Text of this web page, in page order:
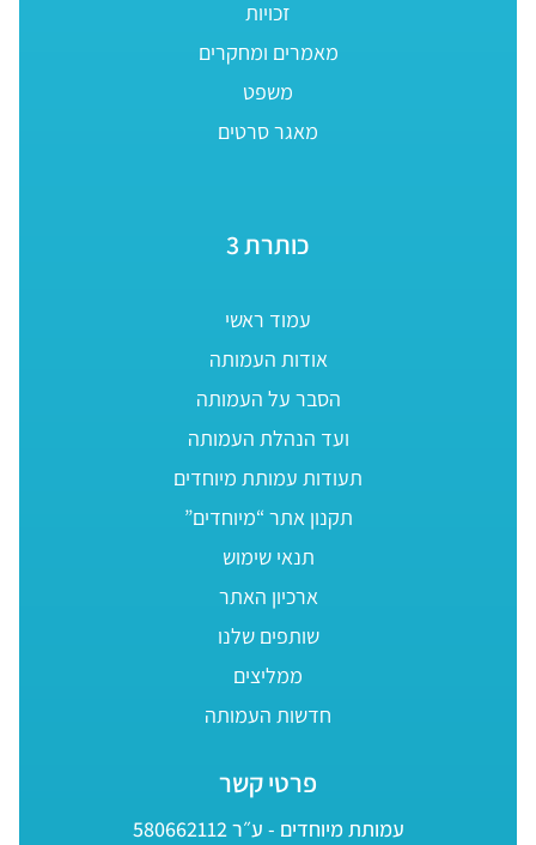
זכויות
מאמרים ומחקרים
משפט
מאגר סרטים
כותרת 3
עמוד ראשי
אודות העמותה
הסבר על העמותה
ועד הנהלת העמותה
תעודות עמותת מיוחדים
תקנון אתר “מיוחדים”
תנאי שימוש
ארכיון האתר
שותפים שלנו
ממליצים
חדשות העמותה
פרטי קשר
עמותת מיוחדים - ע״ר 580662112